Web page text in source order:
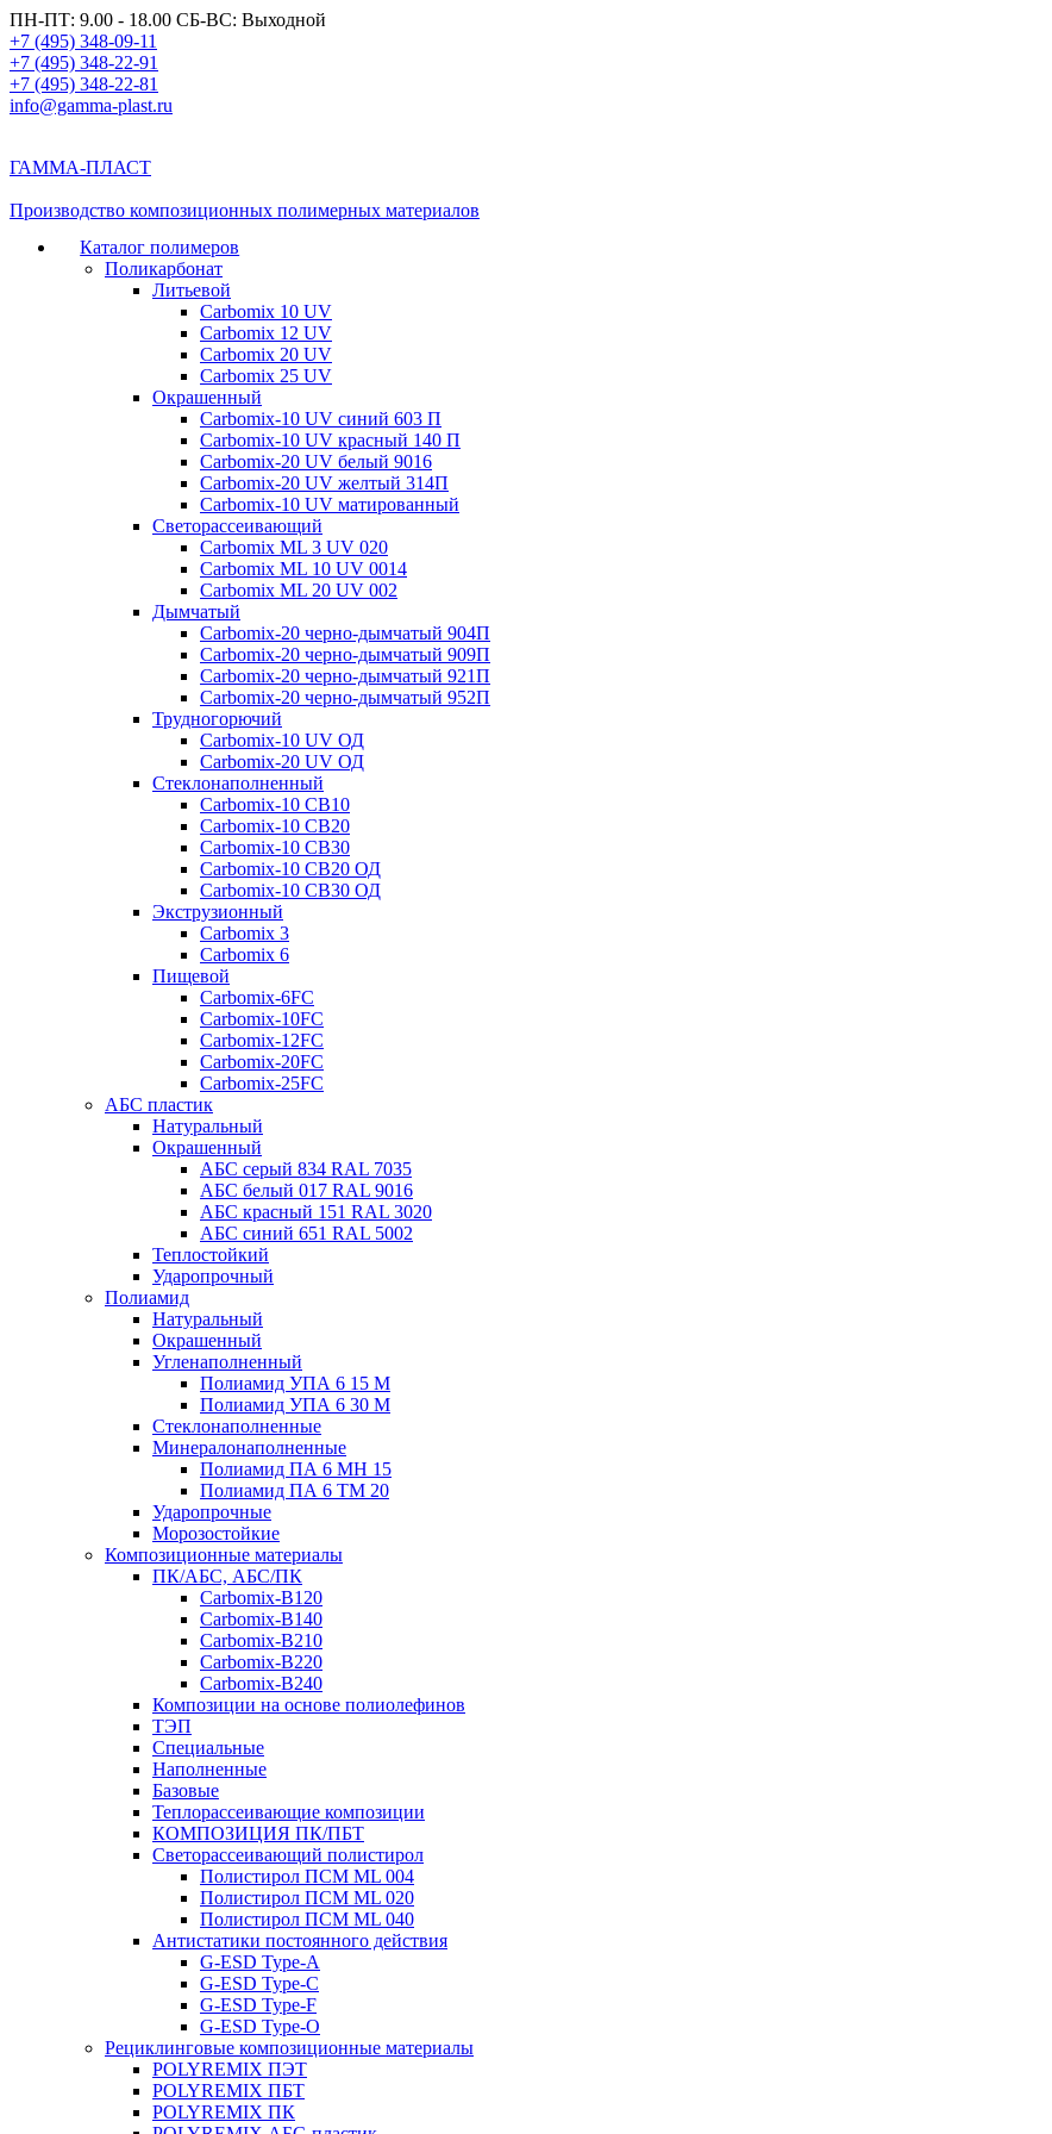
ПН-ПТ: 9.00 - 18.00 СБ-ВС: Выходной
+7 (495) 348-09-11
+7 (495) 348-22-91
+7 (495) 348-22-81
info@gamma-plast.ru
ГАММА-ПЛАСТ
Производство композиционных полимерных материалов
Каталог полимеров
Поликарбонат
Литьевой
Carbomix 10 UV
Carbomix 12 UV
Carbomix 20 UV
Carbomix 25 UV
Окрашенный
Carbomix-10 UV синий 603 П
Carbomix-10 UV красный 140 П
Carbomix-20 UV белый 9016
Carbomix-20 UV желтый 314П
Carbomix-10 UV матированный
Светорассеивающий
Carbomix ML 3 UV 020
Carbomix ML 10 UV 0014
Carbomix ML 20 UV 002
Дымчатый
Carbomix-20 черно-дымчатый 904П
Carbomix-20 черно-дымчатый 909П
Carbomix-20 черно-дымчатый 921П
Carbomix-20 черно-дымчатый 952П
Трудногорючий
Carbomix-10 UV ОД
Carbomix-20 UV ОД
Стеклонаполненный
Carbomix-10 СВ10
Carbomix-10 СВ20
Carbomix-10 СВ30
Carbomix-10 СВ20 ОД
Carbomix-10 СВ30 ОД
Экструзионный
Carbomix 3
Carbomix 6
Пищевой
Carbomix-6FC
Carbomix-10FC
Carbomix-12FC
Carbomix-20FC
Carbomix-25FC
АБС пластик
Натуральный
Окрашенный
АБС серый 834 RAL 7035
АБС белый 017 RAL 9016
АБС красный 151 RAL 3020
АБС синий 651 RAL 5002
Теплостойкий
Ударопрочный
Полиамид
Натуральный
Окрашенный
Угленаполненный
Полиамид УПА 6 15 М
Полиамид УПА 6 30 М
Стеклонаполненные
Минералонаполненные
Полиамид ПА 6 МН 15
Полиамид ПА 6 ТМ 20
Ударопрочные
Морозостойкие
Композиционные материалы
ПК/АБС, АБС/ПК
Carbomix-В120
Carbomix-В140
Carbomix-В210
Carbomix-В220
Carbomix-В240
Композиции на основе полиолефинов
ТЭП
Специальные
Наполненные
Базовые
Теплорассеивающие композиции
КОМПОЗИЦИЯ ПК/ПБТ
Светорассеивающий полистирол
Полистирол ПСМ ML 004
Полистирол ПСМ ML 020
Полистирол ПСМ ML 040
Антистатики постоянного действия
G-ESD Type-A
G-ESD Type-C
G-ESD Type-F
G-ESD Type-O
Рециклинговые композиционные материалы
POLYREMIX ПЭТ
POLYREMIX ПБТ
POLYREMIX ПК